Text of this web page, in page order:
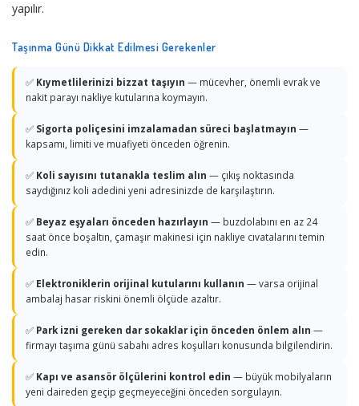
yapılır.
Taşınma Günü Dikkat Edilmesi Gerekenler
✅ Kıymetlilerinizi bizzat taşıyın — mücevher, önemli evrak ve
nakit parayı nakliye kutularına koymayın.
✅ Sigorta poliçesini imzalamadan süreci başlatmayın —
kapsamı, limiti ve muafiyeti önceden öğrenin.
✅ Koli sayısını tutanakla teslim alın — çıkış noktasında
saydığınız koli adedini yeni adresinizde de karşılaştırın.
✅ Beyaz eşyaları önceden hazırlayın — buzdolabını en az 24
saat önce boşaltın, çamaşır makinesi için nakliye cıvatalarını temin
edin.
✅ Elektroniklerin orijinal kutularını kullanın — varsa orijinal
ambalaj hasar riskini önemli ölçüde azaltır.
✅ Park izni gereken dar sokaklar için önceden önlem alın —
firmayı taşıma günü sabahı adres koşulları konusunda bilgilendirin.
✅ Kapı ve asansör ölçülerini kontrol edin — büyük mobilyaların
yeni daireden geçip geçmeyeceğini önceden sorgulayın.